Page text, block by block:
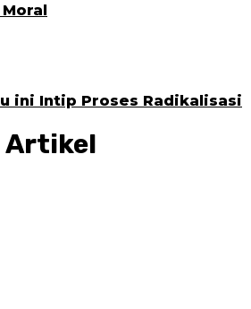
ini Intip Proses Radikalisasi
Artikel